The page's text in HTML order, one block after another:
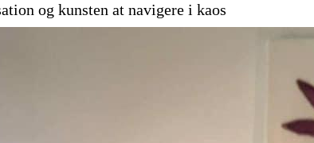
og kunsten at navigere i kaos